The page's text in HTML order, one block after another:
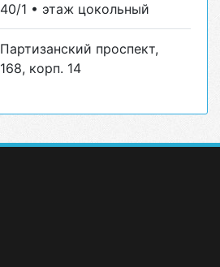
40/1 • этаж цокольный
Партизанский проспект,
168, корп. 14